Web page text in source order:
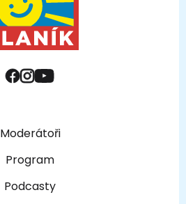
Moderátoři
Program
Podcasty